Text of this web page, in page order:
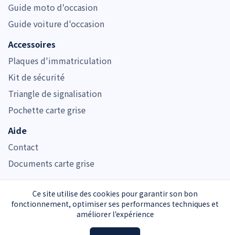
Ce site utilise des cookies pour garantir son bon
fonctionnement, optimiser ses performances techniques et
améliorer l'expérience
Guide moto d'occasion
Guide voiture d'occasion
Accessoires
Plaques d'immatriculation
Kit de sécurité
Triangle de signalisation
Pochette carte grise
Aide
Contact
Documents carte grise
Immatriculer.com est noté 4.7/5 pour son service de carte grise
Service carte grise privé et indépendant de l’Administration